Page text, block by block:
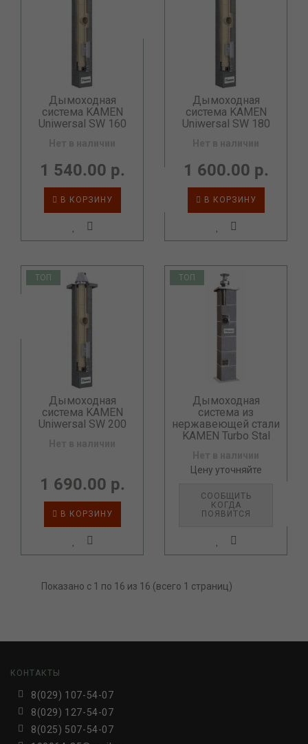
Дымоходная
система KAMEN
Uniwersal SW 160
1 540.00 р.
В КОРЗИНУ
Дымоходная
система KAMEN
Uniwersal SW 180
1 600.00 р.
В КОРЗИНУ
ТОП
Дымоходная
система KAMEN
Uniwersal SW 200
1 690.00 р.
В КОРЗИНУ
ТОП
Дымоходная
система из
нержавеющей стали
KAMEN Turbo Stal
Цену уточняйте
СООБЩИТЬ
КОГДА
ПОЯВИТСЯ
Показано с 1 по 16 из 16 (всего 1 страниц)
КОНТАКТЫ
8(029) 107-54-07
8(029) 127-54-07
8(025) 507-54-07